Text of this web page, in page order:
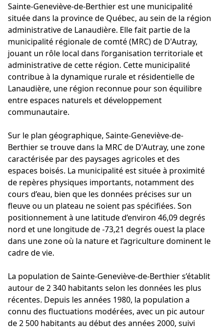
Sainte-Geneviève-de-Berthier est une municipalité
située dans la province de Québec, au sein de la région
administrative de Lanaudière. Elle fait partie de la
municipalité régionale de comté (MRC) de D'Autray,
jouant un rôle local dans l’organisation territoriale et
administrative de cette région. Cette municipalité
contribue à la dynamique rurale et résidentielle de
Lanaudière, une région reconnue pour son équilibre
entre espaces naturels et développement
communautaire.
Sur le plan géographique, Sainte-Geneviève-de-
Berthier se trouve dans la MRC de D'Autray, une zone
caractérisée par des paysages agricoles et des
espaces boisés. La municipalité est située à proximité
de repères physiques importants, notamment des
cours d’eau, bien que les données précises sur un
fleuve ou un plateau ne soient pas spécifiées. Son
positionnement à une latitude d’environ 46,09 degrés
nord et une longitude de -73,21 degrés ouest la place
dans une zone où la nature et l’agriculture dominent le
cadre de vie.
La population de Sainte-Geneviève-de-Berthier s’établit
autour de 2 340 habitants selon les données les plus
récentes. Depuis les années 1980, la population a
connu des fluctuations modérées, avec un pic autour
de 2 500 habitants au début des années 2000, suivi